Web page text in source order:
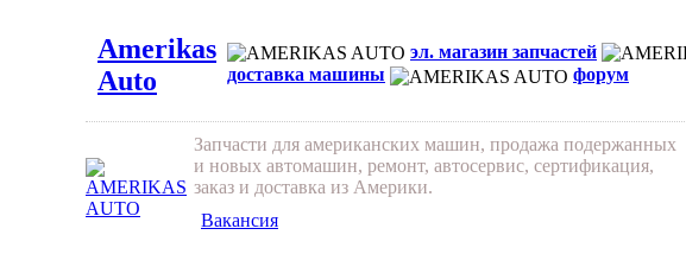
Amerikas
Auto
эл. магазин запчастей
доставка машины
форум
Запчасти для американских машин, продажа подержанных
и новых автомашин, ремонт, автосервис, сертификация,
заказ и доставка из Америки.
Вакансия